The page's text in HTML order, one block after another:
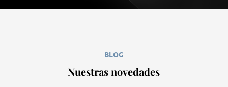
BLOG
Nuestras novedades